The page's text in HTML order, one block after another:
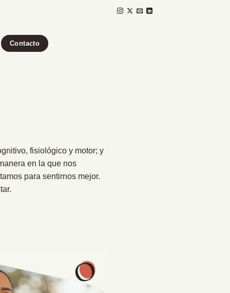
Contacto
fisiológico y motor; y
en la que nos
para sentirnos mejor.